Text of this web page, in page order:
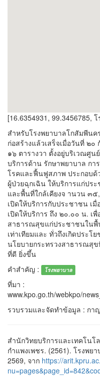
[16.6354931, 99.3456785,
สำหรับโรงพยาบาลโกสัมพีนค
ก่อสร้างแล้วเสร็จเมื่อวันที่ ๒
๑๖ ตารางวา ตั้งอยู่บริเวณศูน
บริการด้าน รักษาพยาบาล กา
โรคและฟื้นฟูสภาพ ประกอบด้
ผู้ป่วยฉุกเฉิน ให้บริการแก่ปร
และพื้นที่ใกล้เคียงจ านวน ๓
เปิดให้บริการกับประชาชน เ
เปิดให้บริการ ถึง ๒๐.๐๐ น. เ
สาธารณสุขแก่ประชาชนในพื้
เท่าเทียมและ ทั่วถึงเกิดประ
นโยบายกระทรวงสาธารณสุ
ที่ดี ยิ่งขึ้น
คำสำคัญ :
โรงพยาบาล
ที่มา :
www.kpo.go.th/webkpo/
รวบรวมและจัดทำข้อมูล : กา
สำนักวิทยบริการและเทคโน
กำแพงเพชร. (2561). โรงพ
2569, จาก https://